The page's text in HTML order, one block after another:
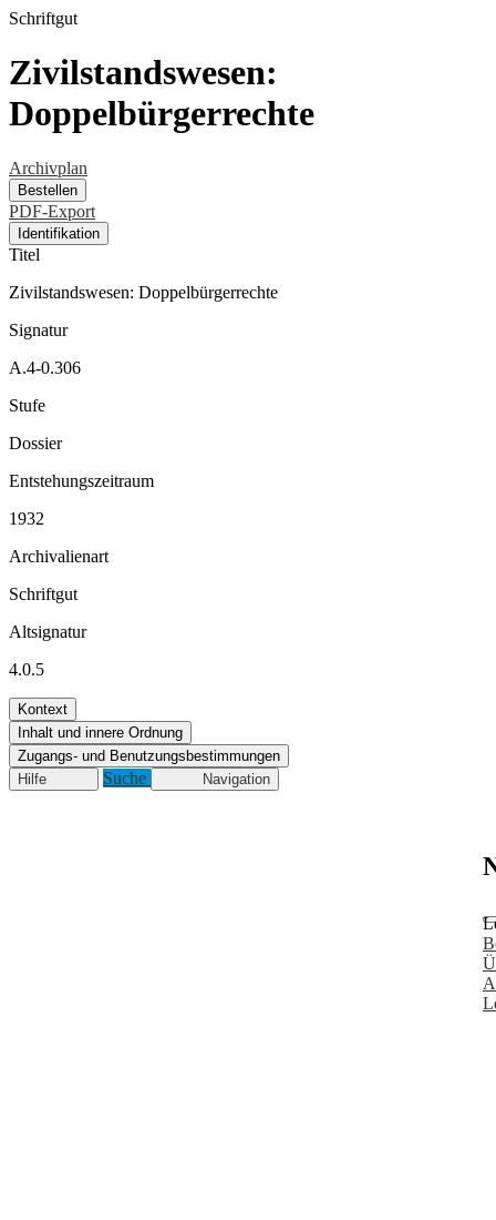
Schriftgut
Zivilstandswesen:
Doppelbürgerrechte
Archivplan
Bestellen
PDF-Export
Identifikation
Titel
Zivilstandswesen: Doppelbürgerrechte
Signatur
A.4-0.306
Stufe
Dossier
Entstehungszeitraum
1932
Archivalienart
Schriftgut
Altsignatur
4.0.5
Kontext
Inhalt und innere Ordnung
Zugangs- und Benutzungsbestimmungen
Hilfe
Suche Navigation